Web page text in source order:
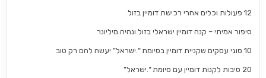
12 פעולות וכלים אחרי רכישת דומיין בזול
סיפור אמיתי – קנה דומיין ישראלי בזול ונהיה מיליונר
10 סוגי עסקים שקניית דומיין בסיומת “.ישראל” יעשה להם רק טוב
20 סיבות לקנות דומיין עם סיומת “.ישראל”